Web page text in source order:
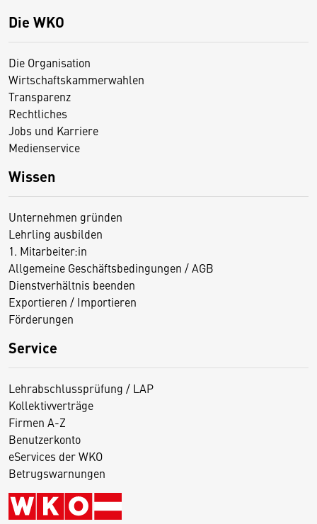
Die WKO
Die Organisation
Wirtschaftskammerwahlen
Transparenz
Rechtliches
Jobs und Karriere
Medienservice
Wissen
Unternehmen gründen
Lehrling ausbilden
1. Mitarbeiter:in
Allgemeine Geschäftsbedingungen / AGB
Dienstverhältnis beenden
Exportieren / Importieren
Förderungen
Service
Lehrabschlussprüfung / LAP
Kollektivverträge
Firmen A-Z
Benutzerkonto
eServices der WKO
Betrugswarnungen